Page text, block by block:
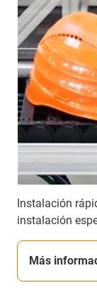
Instalación
instalación
Más